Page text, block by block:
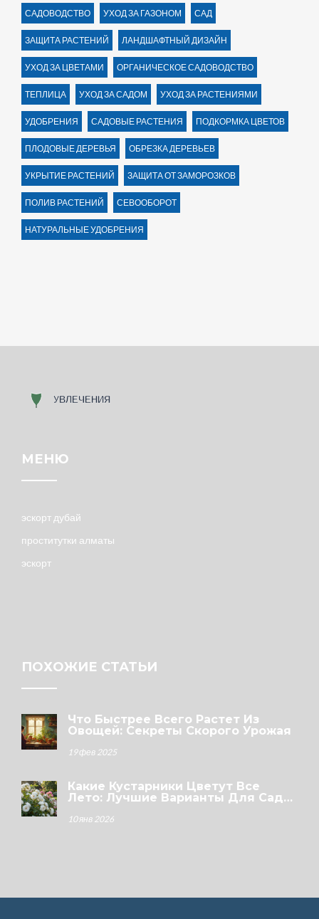
САДОВОДСТВО УХОД ЗА ГАЗОНОМ САД
ЗАЩИТА РАСТЕНИЙ ЛАНДШАФТНЫЙ ДИЗАЙН
УХОД ЗА ЦВЕТАМИ ОРГАНИЧЕСКОЕ САДОВОДСТВО
ТЕПЛИЦА УХОД ЗА САДОМ УХОД ЗА РАСТЕНИЯМИ
УДОБРЕНИЯ САДОВЫЕ РАСТЕНИЯ ПОДКОРМКА ЦВЕТОВ
ПЛОДОВЫЕ ДЕРЕВЬЯ ОБРЕЗКА ДЕРЕВЬЕВ
УКРЫТИЕ РАСТЕНИЙ ЗАЩИТА ОТ ЗАМОРОЗКОВ
ПОЛИВ РАСТЕНИЙ СЕВООБОРОТ
НАТУРАЛЬНЫЕ УДОБРЕНИЯ
МЕНЮ
эскорт дубай
проститутки алматы
эскорт
ПОХОЖИЕ СТАТЬИ
Что Быстрее Всего Растет Из
Овощей: Секреты Скорого Урожая
19 фев 2025
Какие Кустарники Цветут Все
Лето: Лучшие Варианты Для Сада
10 янв 2026